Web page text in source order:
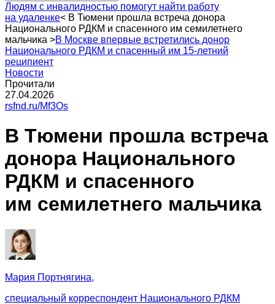
Людям с инвалидностью помогут найти работу
на удаленке< В Тюмени прошла встреча донора
Национального РДКМ и спасенного им семилетнего
мальчика >В Москве впервые встретились донор
Национального РДКМ и спасенный им 15-летний
реципиент
Новости
Прочитали
27.04.2026
rsfnd.ru/Mf3Os
В Тюмени прошла встреча
донора Национального
РДКМ и спасенного
им семилетнего мальчика
Мария Портнягина,
специальный корреспондент Национального РДКМ